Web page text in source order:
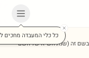
כל כלי המעבדה מחכים
בשם זה(שנת השיא של השם